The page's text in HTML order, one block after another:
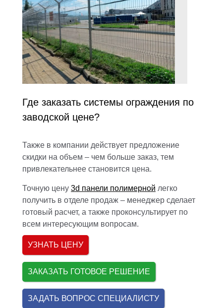
Где заказать системы ограждения по
заводской цене?
Также в компании действует предложение
скидки на объем – чем больше заказ, тем
привлекательнее становится цена.
Точную цену 3d панели полимерной легко
получить в отделе продаж – менеджер сделает
готовый расчет, а также проконсультирует по
всем интересующим вопросам.
УЗНАТЬ ЦЕНУ
ЗАКАЗАТЬ ГОТОВОЕ РЕШЕНИЕ
ЗАДАТЬ ВОПРОС СПЕЦИАЛИСТУ